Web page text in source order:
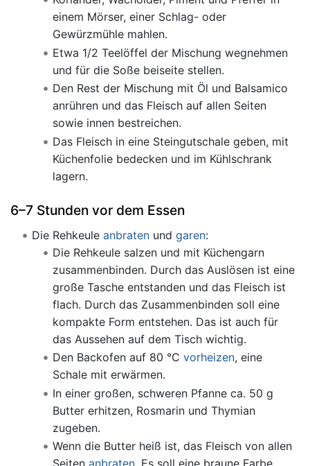
einem Mörser, einer Schlag- oder
Gewürzmühle mahlen.
Etwa 1/2 Teelöffel der Mischung wegnehmen
und für die Soße beiseite stellen.
Den Rest der Mischung mit Öl und Balsamico
anrühren und das Fleisch auf allen Seiten
sowie innen bestreichen.
Das Fleisch in eine Steingutschale geben, mit
Küchenfolie bedecken und im Kühlschrank
lagern.
6–7 Stunden vor dem Essen
Die Rehkeule anbratenund garen:
Die Rehkeule salzen und mit Küchengarn
zusammenbinden. Durch das Auslösen ist eine
große Tasche entstanden und das Fleisch ist
flach. Durch das Zusammenbinden soll eine
kompakte Form entstehen. Das ist auch für
das Aussehen auf dem Tisch wichtig.
Den Backofen auf 80 °Cvorheizen, eine
Schale mit erwärmen.
In einer großen, schweren Pfanne ca. 50 g
Butter erhitzen, Rosmarin und Thymian
zugeben.
Wenn die Butter heiß ist, das Fleisch von allen